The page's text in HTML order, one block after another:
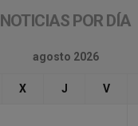
NOTICIAS POR DÍA
agosto 2026
X J V